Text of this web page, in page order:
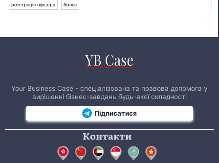
реєстрація офшора бізнес
Your Business Case - спеціалізована та правова допомога у
вирішенні бізнес-завдань будь-якої складності
Підписатися
Контакти